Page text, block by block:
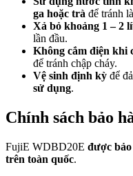
ga hoặc trà để tránh
Xả bỏ khoảng 1 – 2
lần đầu.
Không cắm điện khi
để tránh chập cháy.
Vệ sinh định kỳ để
sử dụng.
Chính sách bảo
FujiE WDBD20E được
trên toàn quốc.